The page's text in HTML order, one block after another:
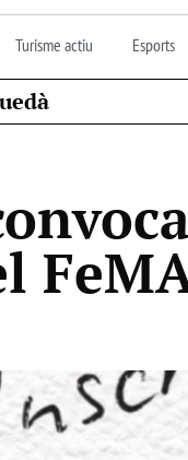
Turisme actiu Esports